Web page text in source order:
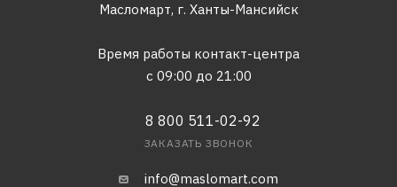
Масломарт, г. Ханты-Мансийск
Время работы контакт-центра
с 09:00 до 21:00
8 800 511-02-92
ЗАКАЗАТЬ ЗВОНОК
info@maslomart.com